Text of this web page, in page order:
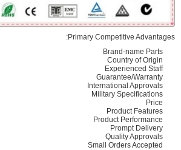
Primary Competitive Advantages:
Brand-name Parts
Country of Origin
Experienced Staff
Guarantee/Warranty
International Approvals
Military Specifications
Price
Product Features
Product Performance
Prompt Delivery
Quality Approvals
Small Orders Accepted